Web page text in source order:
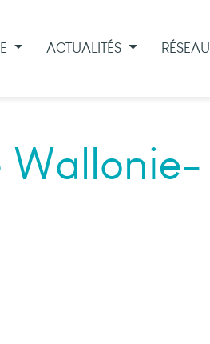
ACTUALITÉS RÉSEAU
Wallonie-